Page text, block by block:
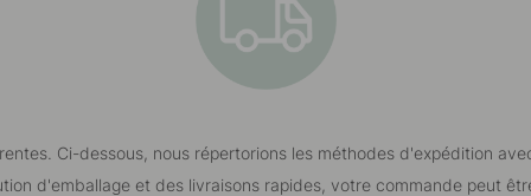
Ci-dessous, nous répertorions les méthodes d'expédition
d'emballage et des livraisons rapides, votre commande peut